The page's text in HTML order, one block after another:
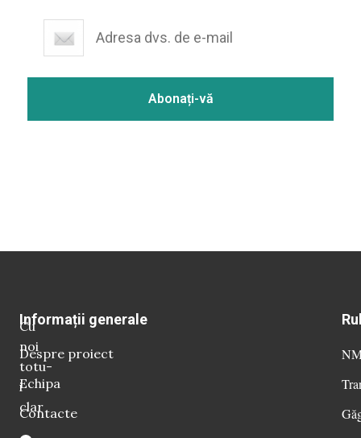
Cu
noi
totu-
i
clar
Informații generale
Despre proiect
Echipa
Contacte